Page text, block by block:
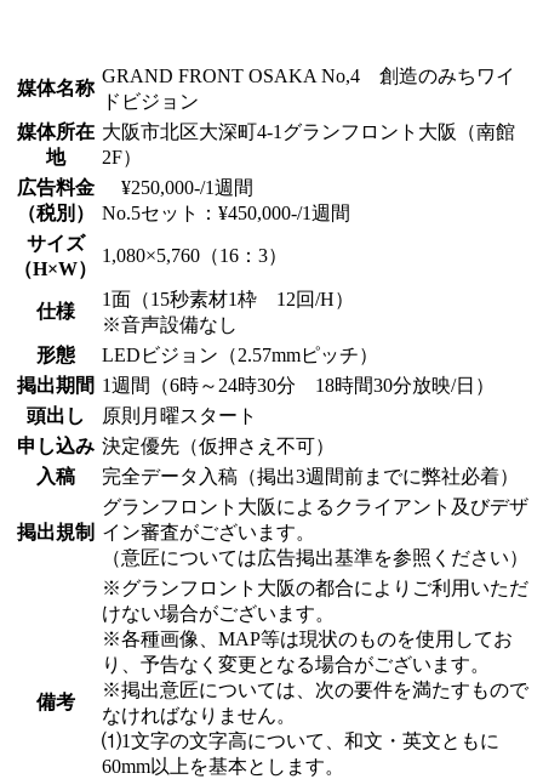
媒体名称
GRAND FRONT OSAKA No,4 創造のみちワイ
ドビジョン
媒体所在
地
大阪市北区大深町4-1グランフロント大阪（南館
2F）
広告料金
（税別）
¥250,000-/1週間
No.5セット：¥450,000-/1週間
サイズ
（H×W）
1,080×5,760（16：3）
仕様
1面（15秒素材1枠 12回/H）
※音声設備なし
形態
LEDビジョン（2.57mmピッチ）
掲出期間 1週間（6時～24時30分 18時間30分放映/日）
頭出し
原則月曜スタート
申し込み 決定優先（仮押さえ不可）
入稿
完全データ入稿（掲出3週間前までに弊社必着）
掲出規制
グランフロント大阪によるクライアント及びデザ
イン審査がございます。
（意匠については広告掲出基準を参照ください）
備考
※グランフロント大阪の都合によりご利用いただ
けない場合がございます。
※各種画像、MAP等は現状のものを使用してお
り、予告なく変更となる場合がございます。
※掲出意匠については、次の要件を満たすもので
なければなりません。
⑴1文字の文字高について、和文・英文ともに
60mm以上を基本とします。